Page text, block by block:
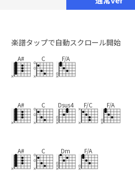
楽譜タップで自動スクロール開始
A# C F/A
A# C Dsus4 F/C F/A
A# C Dm F/A